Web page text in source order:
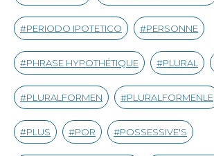
PERIODO IPOTETICO PERSONNE
PHRASE HYPOTHÉTIQUE PLURAL
PLURALFORMEN PLURALFORMENLE
PLUS POR POSSESSIVE'S